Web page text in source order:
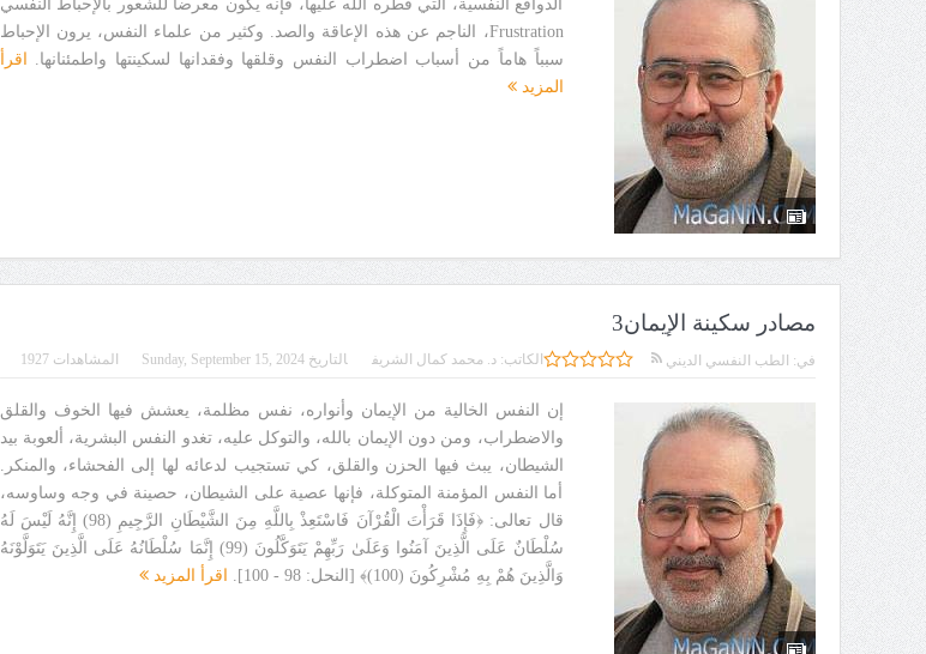
الدوافع النفسية، التي فطره الله عليها، فإنه يكون معرضاً للشعور بالإحباط النفسي
Frustration، الناجم عن هذه الإعاقة والصد. وكثير من علماء النفس، يرون الإحباط
سبباً هاماً من أسباب اضطراب النفس وقلقها وفقدانها لسكينتها واطمئنانها.
اقرأ
المزيد
مصادر سكينة الإيمان3
الكاتب:د. محمد كمال الشريف التاريخSunday, September 15, 2024 في: الطب النفسي الديني المشاهدات 1927
إن النفس الخالية من الإيمان وأنواره، نفس مظلمة، يعشش فيها الخوف والقلق
والاضطراب، ومن دون الإيمان بالله، والتوكل عليه، تغدو النفس البشرية، ألعوبة بيد
الشيطان، يبث فيها الحزن والقلق، كي تستجيب لدعائه لها إلى الفحشاء، والمنكر.
أما النفس المؤمنة المتوكلة، فإنها عصية على الشيطان، حصينة في وجه وساوسه،
قال تعالى: ﴿فَإِذَا قَرَأْتَ الْقُرْآنَ فَاسْتَعِذْ بِاللَّهِ مِنَ الشَّيْطَانِ الرَّجِيمِ (98) إِنَّهُ لَيْسَ لَهُ
سُلْطَانٌ عَلَى الَّذِينَ آمَنُوا وَعَلَىٰ رَبِّهِمْ يَتَوَكَّلُونَ (99) إِنَّمَا سُلْطَانُهُ عَلَى الَّذِينَ يَتَوَلَّوْنَهُ
وَالَّذِينَ هُمْ بِهِ مُشْرِكُونَ (100)﴾ [النحل: 98 - 100].
اقرأ المزيد